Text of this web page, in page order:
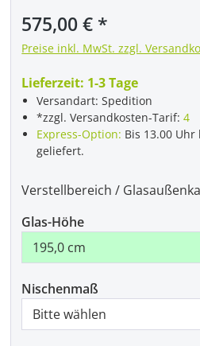
Regulärer Preis:
575,00 €
Preise inkl. MwSt. zzgl.
Lieferzeit: 1-3 Tage
Versandart: Spedition
*zzgl. Versandkosten-Tarif:4
Express-Option: Bis 13.00
geliefert.
Verstellbereich /
Glas-Höhe
Nischenmaß